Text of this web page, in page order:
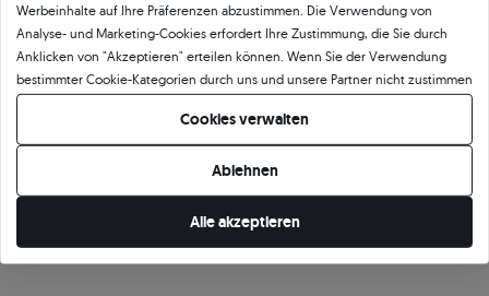
🇵🇱
OPINEO
🇨🇿
HEUREKA
Werbeinhalte auf Ihre Präferenzen abzustimmen. Die Verwendung von
Analyse- und Marketing-Cookies erfordert Ihre Zustimmung, die Sie durch
Anklicken von "Akzeptieren" erteilen können. Wenn Sie der Verwendung
bestimmter Cookie-Kategorien durch uns und unsere Partner nicht zustimmen
möchten, klicken Sie auf "Lassen Sie mich wählen" und bestimmen Sie Ihre
Präferenzen. Sie können Ihre Zustimmung jederzeit widerrufen, indem Sie
Ihre Cookie-Einstellungen ändern.
Cookies verwalten
Ablehnen
Alle akzeptieren